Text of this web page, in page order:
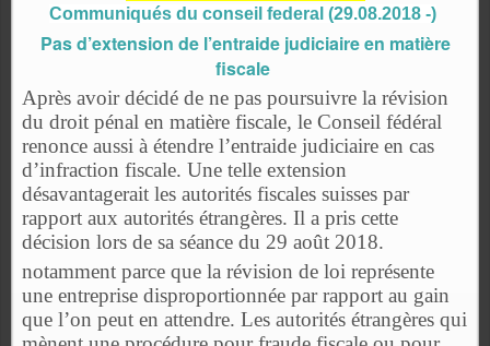
Communiqués du conseil federal (29.08.2018 -)
Pas d’extension de l’entraide judiciaire en matière
fiscale
Après avoir décidé de ne pas poursuivre la révision
du droit pénal en matière fiscale, le Conseil fédéral
renonce aussi à étendre l’entraide judiciaire en cas
d’infraction fiscale. Une telle extension
désavantagerait les autorités fiscales suisses par
rapport aux autorités étrangères. Il a pris cette
décision lors de sa séance du 29 août 2018.
notamment parce que la révision de loi représente
une entreprise disproportionnée par rapport au gain
que l’on peut en attendre. Les autorités étrangères qui